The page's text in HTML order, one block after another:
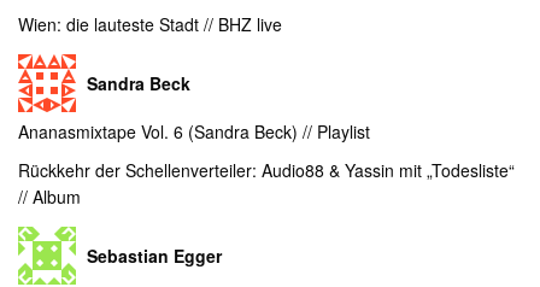
Wien: die lauteste Stadt // BHZ live
Sandra Beck
Ananasmixtape Vol. 6 (Sandra Beck) // Playlist
Rückkehr der Schellenverteiler: Audio88 & Yassin mit „Todesliste“
// Album
Sebastian Egger